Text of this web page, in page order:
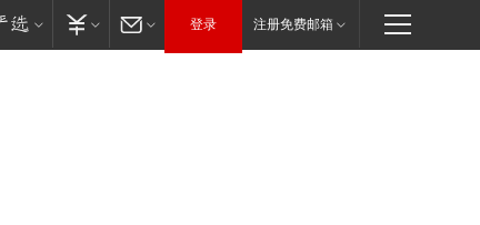
登录 注册免费邮箱